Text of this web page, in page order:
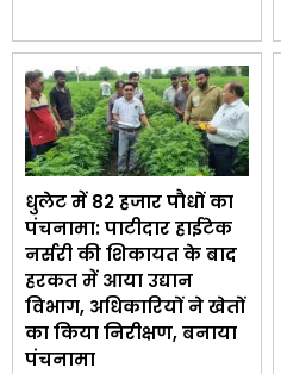
धुलेट में 82 हजार पौधों का
पंचनामा: पाटीदार हाईटेक
नर्सरी की शिकायत के बाद
हरकत में आया उद्यान
विभाग, अधिकारियों ने खेतों
का किया निरीक्षण, बनाया
पंचनामा